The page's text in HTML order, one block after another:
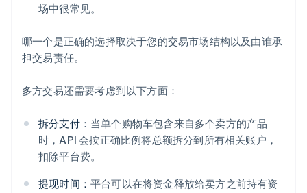
场中很常见。
哪一个是正确的选择取决于您的交易市场结构以及由谁承
担交易责任。
多方交易还需要考虑到以下方面：
拆分支付： 当单个购物车包含来自多个卖方的产品
时，API 会按正确比例将总额拆分到所有相关账户，
扣除平台费。
提现时间： 平台可以在将资金释放给卖方之前持有资